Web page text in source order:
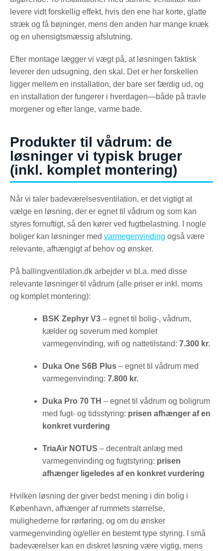
levere vidt forskellig effekt, hvis den ene har korte, glatte
stræk og få bøjninger, mens den anden har mange knæk
og en uhensigtsmæssig afslutning.
Efter montage lægger vi vægt på, at løsningen faktisk
leverer den udsugning, den skal. Det er her forskellen
ligger mellem en installation, der bare ser færdig ud, og
en installation der fungerer i hverdagen—både på travle
morgener og efter lange, varme bade.
Produkter til vådrum: de
løsninger vi typisk bruger
(inkl. komplet montering)
Når vi taler badeværelsesventilation, er det vigtigt at
vælge en løsning, der er egnet til vådrum og som kan
styres fornuftigt, så den kører ved fugtbelastning. I nogle
boliger kan løsninger med varmegenvinding også være
relevante, afhængigt af behov og ønsker.
På ballingventilation.dk arbejder vi bl.a. med disse
relevante løsninger til vådrum (alle priser er inkl. moms
og komplet montering):
BSK Zephyr V3 – egnet til bolig-, vådrum,
kælder og soverum med komplet
varmegenvinding, wifi og nattetilstand: 7.300 kr.
Duka One S6B Plus – egnet til vådrum med
varmegenvinding: 7.800 kr.
Duka Pro 70 TH – egnet til vådrum og boligrum
med fugt- og tidsstyring: prisen afhænger af en
konkret vurdering
TriaAir NOTUS – decentralt anlæg med
varmegenvinding og fugtstyring: prisen
afhænger ligeledes af en konkret vurdering
Hvilken løsning der giver bedst mening i din bolig i
København, afhænger af rummets størrelse,
mulighederne for rørføring, og om du ønsker
varmegenvinding og/eller en bestemt type styring. I små
badeværelser kan en diskret løsning være vigtig, mens